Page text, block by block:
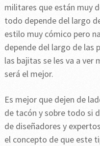
militares que están muy
todo depende del largo
estilo muy cómico pero
depende del largo de las
las bajitas se les va a
será el mejor.
Es mejor que dejen de
de tacón y sobre todo si
de diseñadores y
el concepto de que este